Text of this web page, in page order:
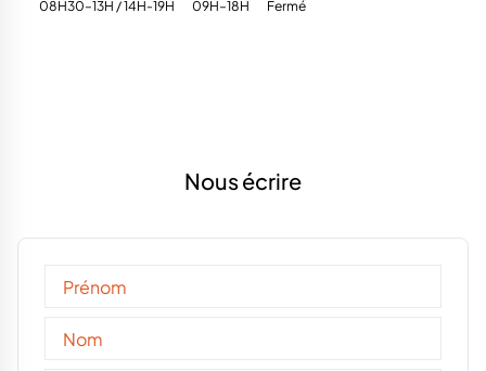
08H30–13H / 14H-19H
09H–18H
Fermé
Nous écrire